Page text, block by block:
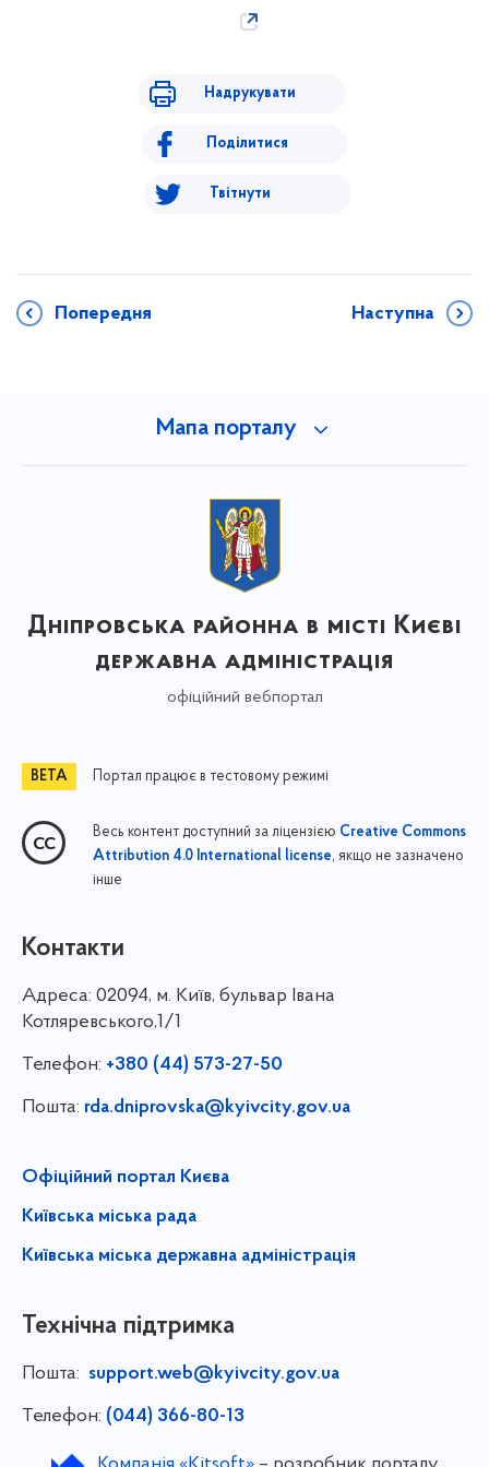
Надрукувати
Поділитися
Твітнути
Попередня Наступна
Мапа порталу
Дніпровська районна в місті Києві
державна адміністрація
офіційний вебпортал
Портал працює в тестовому режимі
Весь контент доступний за ліцензією Creative Commons
Attribution 4.0 International license, якщо не зазначено
інше
Контакти
Адреса: 02094, м. Київ, бульвар Івана
Котляревського,1/1
Телефон: +380 (44) 573-27-50
Пошта: rda.dniprovska@kyivcity.gov.ua
Офіційний портал Києва
Київська міська рада
Київська міська державна адміністрація
Технічна підтримка
Пошта: support.web@kyivcity.gov.ua
Телефон: (044) 366-80-13